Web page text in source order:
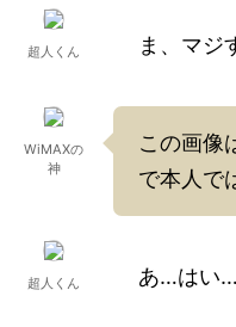
超人くん ま、マジ
WiMAXの
神
この画像
で本人で
超人くん あ…はい…